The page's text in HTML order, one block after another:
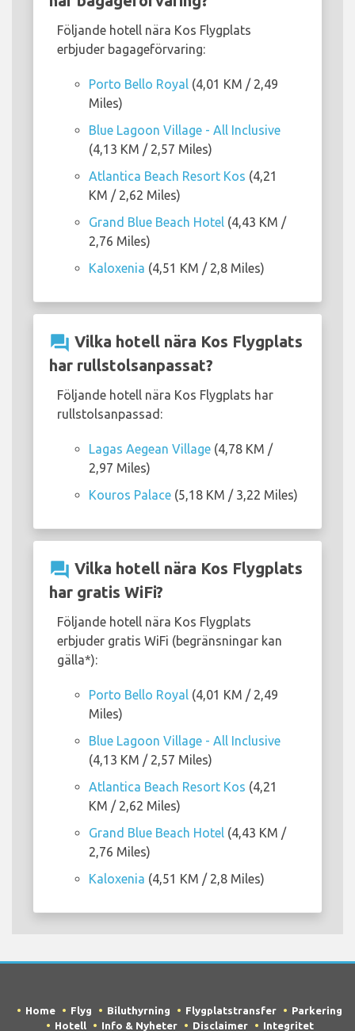
Följande hotell nära Kos Flygplats
erbjuder bagageförvaring:
Porto Bello Royal (4,01 KM / 2,49
Miles)
Blue Lagoon Village - All Inclusive
(4,13 KM / 2,57 Miles)
Atlantica Beach Resort Kos (4,21
KM / 2,62 Miles)
Grand Blue Beach Hotel (4,43 KM /
2,76 Miles)
Kaloxenia (4,51 KM / 2,8 Miles)
question_answer Vilka hotell nära Kos Flygplats
har rullstolsanpassat?
Följande hotell nära Kos Flygplats har
rullstolsanpassad:
Lagas Aegean Village (4,78 KM /
2,97 Miles)
Kouros Palace (5,18 KM / 3,22 Miles)
question_answer Vilka hotell nära Kos Flygplats
har gratis WiFi?
Följande hotell nära Kos Flygplats
erbjuder gratis WiFi (begränsningar kan
gälla*):
Porto Bello Royal (4,01 KM / 2,49
Miles)
Blue Lagoon Village - All Inclusive
(4,13 KM / 2,57 Miles)
Atlantica Beach Resort Kos (4,21
KM / 2,62 Miles)
Grand Blue Beach Hotel (4,43 KM /
2,76 Miles)
Kaloxenia (4,51 KM / 2,8 Miles)
Home Flyg Biluthyrning Flygplatstransfer
Parkering
Hotell
Info & Nyheter Disclaimer Integritet